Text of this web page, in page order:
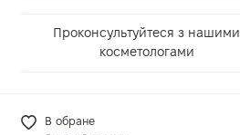
В обране
Проконсультуйтеся з нашими
косметологами